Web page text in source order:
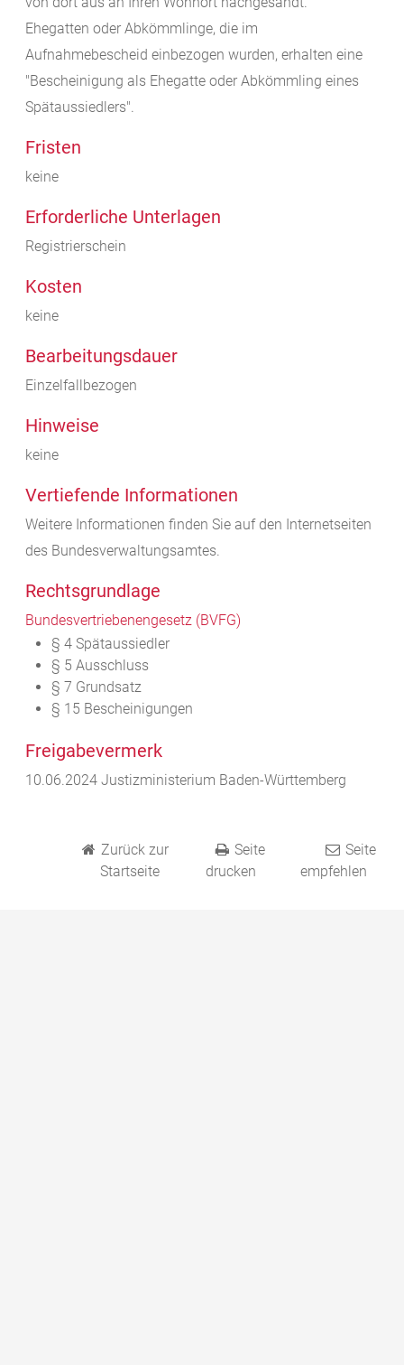
Ehegatten oder Abkömmlinge, die im
Aufnahmebescheid einbezogen wurden, erhalten eine
"Bescheinigung als Ehegatte oder Abkömmling eines
Spätaussiedlers".
Fristen
keine
Erforderliche Unterlagen
Registrierschein
Kosten
keine
Bearbeitungsdauer
Einzelfallbezogen
Hinweise
keine
Vertiefende Informationen
Weitere Informationen finden Sie auf den Internetseiten
des Bundesverwaltungsamtes.
Rechtsgrundlage
Bundesvertriebenengesetz (BVFG)
§ 4 Spätaussiedler
§ 5 Ausschluss
§ 7 Grundsatz
§ 15 Bescheinigungen
Freigabevermerk
10.06.2024 Justizministerium Baden-Württemberg
Zurück zur
Startseite
Seite
drucken
Seite
empfehlen